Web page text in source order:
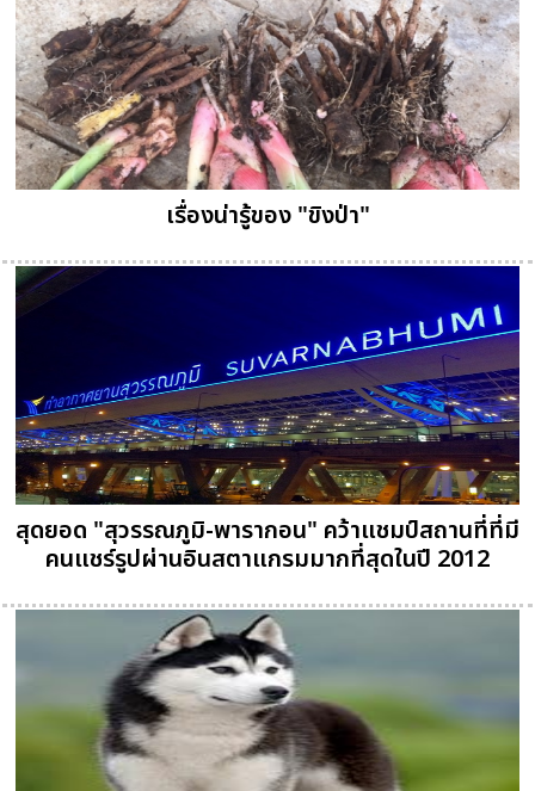
เรื่องน่ารู้ของ "ขิงป่า"
สุดยอด "สุวรรณภูมิ-พารากอน" คว้าแชมป์สถานที่ที่มี
คนแชร์รูปผ่านอินสตาแกรมมากที่สุดในปี 2012